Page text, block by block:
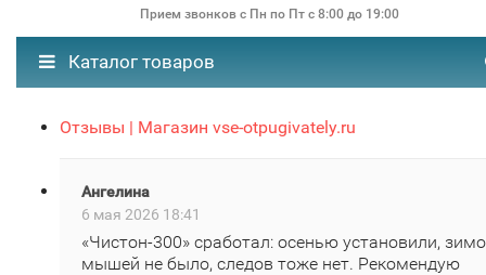
Прием звонков с Пн по Пт с 8:00 до 19:00
Каталог товаров
Отзывы | Магазин vse-otpugivately.ru
Ангелина
6 мая 2026 18:41
«Чистон‑300» сработал: осенью установили,
мышей не было, следов тоже нет. Рекомендую